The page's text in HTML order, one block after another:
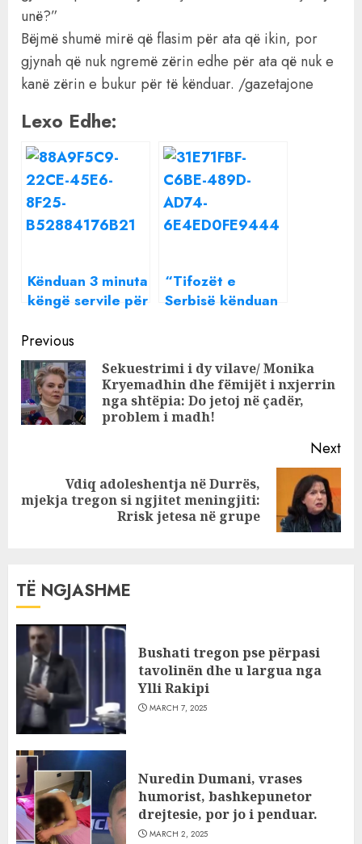
unë?”
Bëjmë shumë mirë që flasim për ata që ikin, por
gjynah që nuk ngremë zërin edhe për ata që nuk e
kanë zërin e bukur për të kënduar. /gazetajone
Lexo Edhe:
Kënduan 3 minuta
këngë servile për
Ballukun, Bashkia
Sarandë i
shpërblen me 23
milionë lekë
“Tifozët e
Serbisë kënduan
lojë”/ “The
Guardian”
gozhdon serbët
me artikullin e
shqiptarëve
Continue
Reading
Previous
Sekuestrimi i dy vilave/ Monika
Kryemadhin dhe fëmijët i nxjerrin
nga shtëpia: Do jetoj në çadër,
problem i madh!
Next
Next
Vdiq adoleshentja në Durrës,
mjekja tregon si ngjitet meningjiti:
Rrisk jetesa në grupe
TË NGJASHME
Bushati tregon pse përpasi
tavolinën dhe u largua nga
Ylli Rakipi
MARCH 7, 2025
Nuredin Dumani, vrases
humorist, bashkepunetor
drejtesie, por jo i penduar.
MARCH 2, 2025